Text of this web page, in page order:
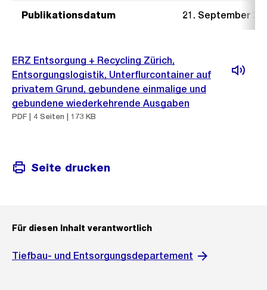
Publikationsdatum 21. September
ERZ Entsorgung + Recycling Zürich,
Entsorgungslogistik, Unterflurcontainer auf
privatem Grund, gebundene einmalige und
gebundene wiederkehrende Ausgaben
PDF | 4 Seiten | 173 KB
Seite drucken
Für diesen Inhalt verantwortlich
Tiefbau- und Entsorgungsdepartement